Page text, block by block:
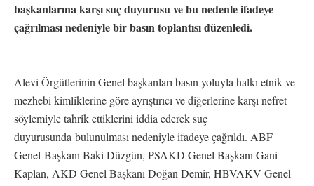
başkanlarına karşı suç duyurusu ve bu nedenle ifadeye
çağrılması nedeniyle bir basın toplantısı düzenledi.
Alevi Örgütlerinin Genel başkanları basın yoluyla halkı etnik ve
mezhebi kimliklerine göre ayrıştırıcı ve diğerlerine karşı nefret
söylemiyle tahrik ettiklerini iddia ederek suç
duyurusunda bulunulması nedeniyle ifadeye çağrıldı. ABF
Genel Başkanı Baki Düzgün, PSAKD Genel Başkanı Gani
Kaplan, AKD Genel Başkanı Doğan Demir, HBVAKV Genel